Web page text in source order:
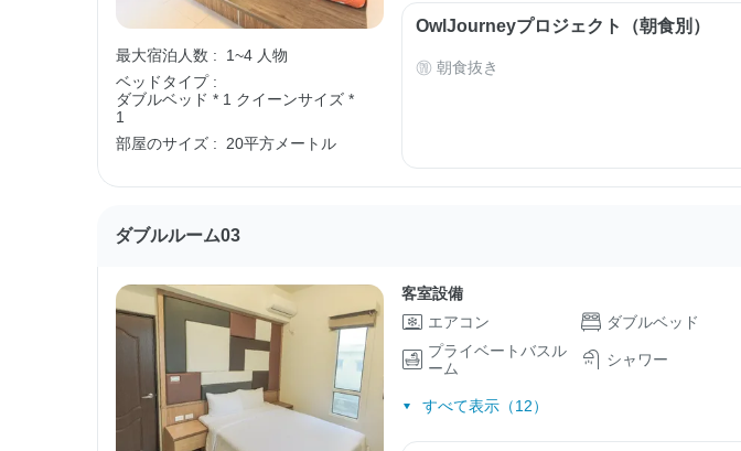
最大宿泊人数 :
1~4 人物
ベッドタイプ :
ダブルベッド * 1 クイーンサイズ *
1
部屋のサイズ :
20平方メートル
OwlJourneyプロジェクト（朝食別）
朝食抜き
ダブルルーム03
客室設備
エアコン
ダブルベッド
プライベートバスル
ーム
シャワー
すべて表示（12）